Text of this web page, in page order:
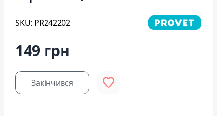
SKU: PR242202
149 грн
Закінчився